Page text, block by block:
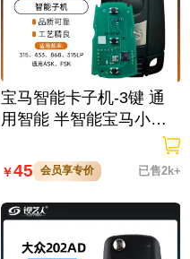
宝马智能卡子机-3键 通
用智能 半智能宝马小卡C
￥45 会员享专价 已售2k+